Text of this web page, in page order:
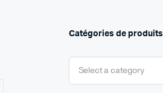
Catégories de produits
Select a category